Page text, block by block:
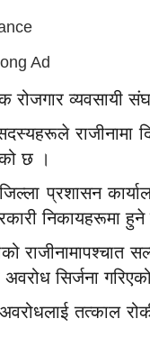
रोजगार व्यवसायी
राजीनामा
छ ।
प्रशासन
निकायहरूमा हुने
राजीनामापश्चात
अवरोध सिर्जना
अवरोधलाई तत्काल